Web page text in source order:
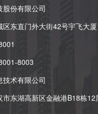
份有限公司
区东直门外大街42号宇飞大
8003
术有限公司
市东湖高新区金融港B18栋12